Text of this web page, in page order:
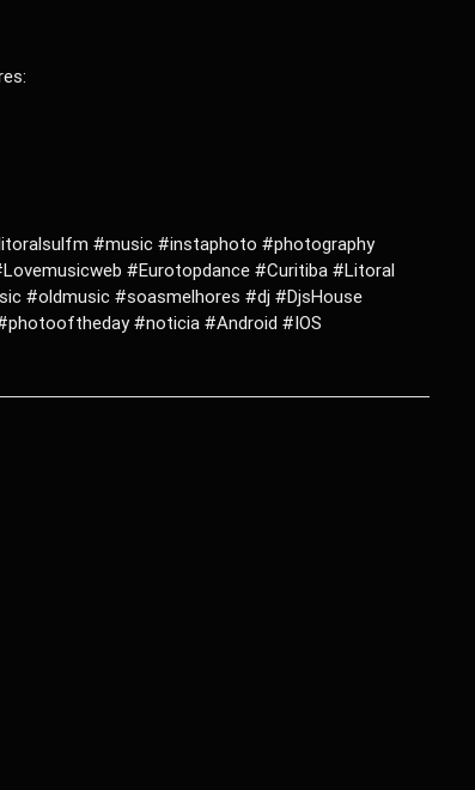
#music #instaphoto #photography
#Eurotopdance #Curitiba #Litoral
#oldmusic #soasmelhores #dj #DjsHouse
#noticia #Android #IOS